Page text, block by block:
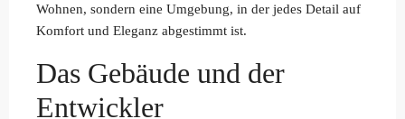
Wohnen, sondern eine Umgebung, in der jedes Detail auf
Komfort und Eleganz abgestimmt ist.
Das Gebäude und der
Entwickler